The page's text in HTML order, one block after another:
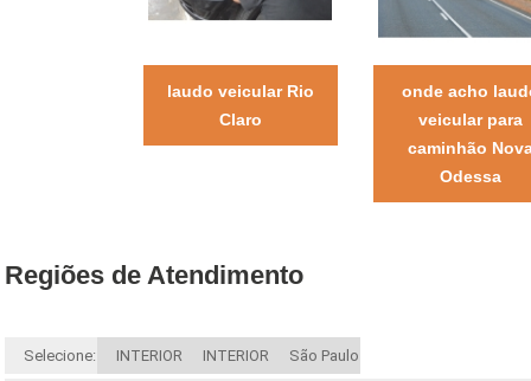
laudo veicular Rio
Claro
onde acho
veicular para
caminhão
Odessa
Regiões de Atendimento
Selecione: INTERIOR INTERIOR São Paulo